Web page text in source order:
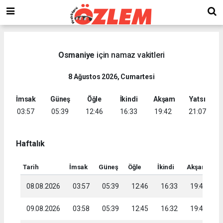
Osmaniye için namaz vakitleri
8 Ağustos 2026, Cumartesi
İmsak
03:57
Güneş
05:39
Öğle
12:46
İkindi
16:33
Akşam
19:42
Yatsı
21:07
Haftalık
Tarih İmsak Güneş Öğle İkindi Akşam
08.08.2026 03:57 05:39 12:46 16:33 19:42
09.08.2026 03:58 05:39 12:45 16:32 19:41